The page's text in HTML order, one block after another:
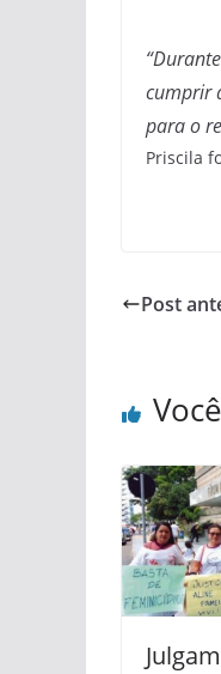
cumprir
para o
Priscila
Post